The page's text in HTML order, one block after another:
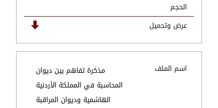
الحجم
عرض وتحميل
اسم الملف
مذكرة تفاهم بين ديوان
المحاسبة في المملكة الأردنية
الهاشمية وديوان المراقبة